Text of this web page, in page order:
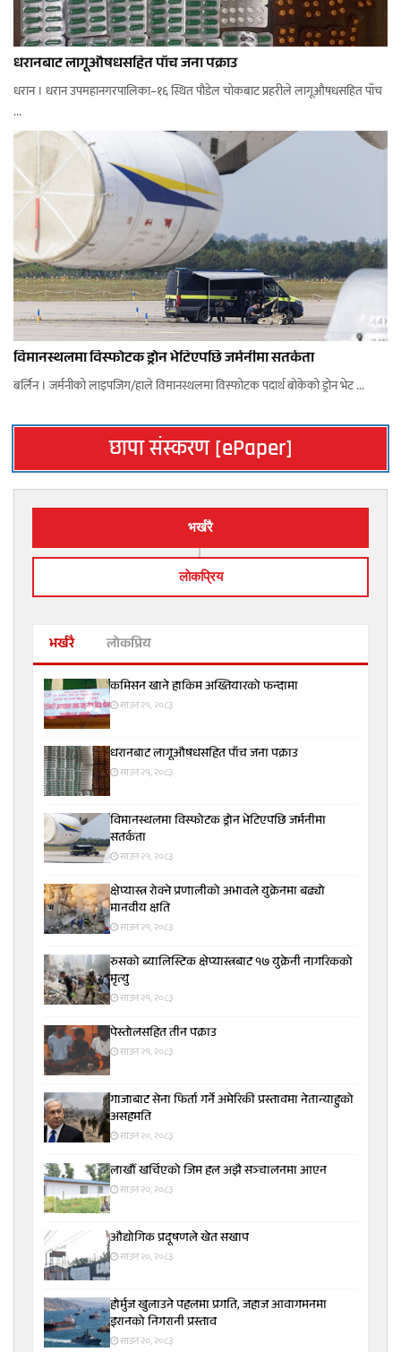
धरानबाट लागूऔषधसहित पाँच जना पक्राउ
धरान । धरान उपमहानगरपालिका–१६ स्थित पौडेल चोकबाट प्रहरीले लागूऔषधसहित पाँच
...
विमानस्थलमा विस्फोटक ड्रोन भेटिएपछि जर्मनीमा सतर्कता
बर्लिन । जर्मनीको लाइपजिग/हाले विमानस्थलमा विस्फोटक पदार्थ बोकेको ड्रोन भेट ...
छापा संस्करण [ePaper]
भर्खरै
लाेकप्रिय
भर्खरै लोकप्रिय
कमिसन खाने हाकिम अख्तियारको फन्दामा
साउन २१, २०८३
धरानबाट लागूऔषधसहित पाँच जना पक्राउ
साउन २१, २०८३
विमानस्थलमा विस्फोटक ड्रोन भेटिएपछि जर्मनीमा
सतर्कता
साउन २१, २०८३
क्षेप्यास्त्र रोक्ने प्रणालीको अभावले युक्रेनमा बढ्यो
मानवीय क्षति
साउन २१, २०८३
रुसको ब्यालिस्टिक क्षेप्यास्त्रबाट १७ युक्रेनी नागरिकको
मृत्यु
साउन २१, २०८३
पेस्तोलसहित तीन पक्राउ
साउन २१, २०८३
गाजाबाट सेना फिर्ता गर्ने अमेरिकी प्रस्तावमा नेतान्याहुको
असहमति
साउन २०, २०८३
लाखौँ खर्चिएको जिम हल अझै सञ्चालनमा आएन
साउन २०, २०८३
औद्योगिक प्रदूषणले खेत सखाप
साउन २०, २०८३
होर्मुज खुलाउने पहलमा प्रगति, जहाज आवागमनमा
इरानको निगरानी प्रस्ताव
साउन २०, २०८३